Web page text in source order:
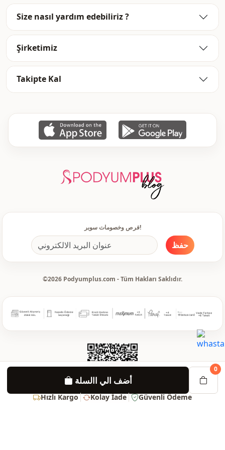
أضف الي االسلة
0
Hızlı Kargo Kolay İade Güvenli Ödeme
تفاصيل أزرار
الاستخدام
Size nasıl yardım edebiliriz ?
Şirketimiz
Takipte Kal
فرص وخصومات سوبر!
حفظ
©2026 Podyumplus.com - Tüm Hakları Saklıdır.